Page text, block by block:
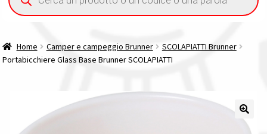
Contatti
Il nostro gruppo acquisti
La nostra azienda
Home Camper e campeggio Brunner
SCOLAPIATTI Brunner
Portabicchiere Glass Base Brunner SCOLAPIATTI